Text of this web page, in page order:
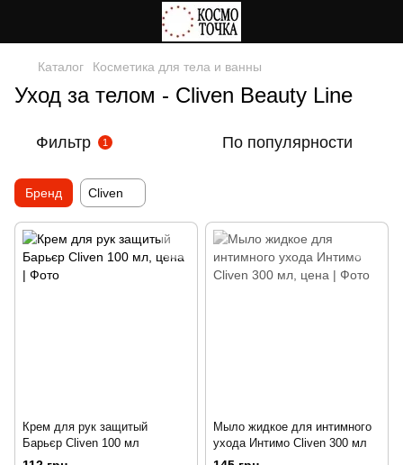
Каталог Косметика для тела и ванны
Уход за телом - Cliven Beauty Line
Фильтр 1 По популярности
Бренд Cliven
Крем для рук защитый
Барьєр Cliven 100 мл
Мыло жидкое для интимного
ухода Интимо Cliven 300 мл